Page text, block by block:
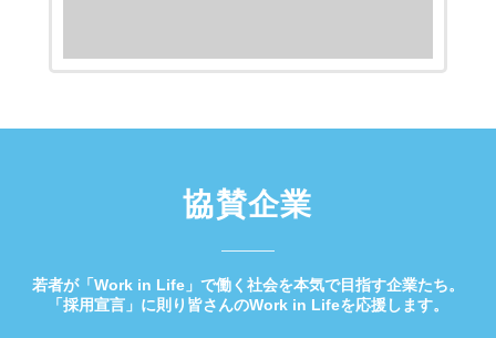
協賛企業
若者が「Work in Life」で働く社会を本気で目指す企業たち。
「採用宣言」に則り皆さんのWork in Lifeを応援します。